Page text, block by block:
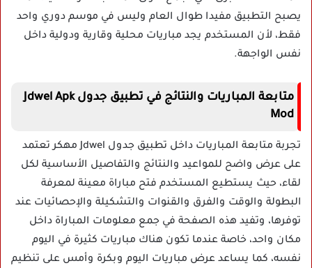
يصبح التطبيق مفيدا طوال العام وليس في موسم دوري واحد
فقط، لأن المستخدم يجد مباريات محلية وقارية ودولية داخل
نفس الواجهة.
متابعة المباريات والنتائج في تطبيق جدول Jdwel Apk
Mod
تجربة متابعة المباريات داخل تطبيق جدول Jdwel مهكر تعتمد
على عرض واضح للمواعيد والنتائج والتفاصيل الأساسية لكل
لقاء، حيث يستطيع المستخدم فتح مباراة معينة لمعرفة
البطولة والوقت والفرق والقنوات والتشكيلة والإحصائيات عند
توفرها، وتفيد هذه الصفحة في جمع معلومات المباراة داخل
مكان واحد، خاصة عندما تكون هناك مباريات كثيرة في اليوم
نفسه، كما يساعد عرض مباريات اليوم وبكرة وأمس على تنظيم